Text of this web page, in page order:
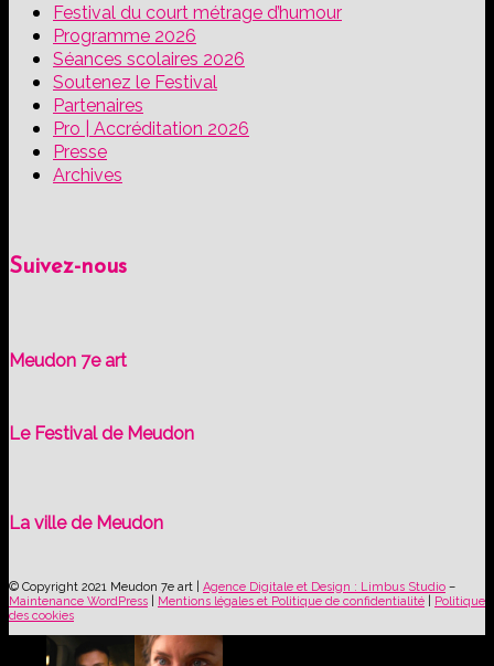
Festival du court métrage d’humour
Programme 2026
Séances scolaires 2026
Soutenez le Festival
Partenaires
Pro | Accréditation 2026
Presse
Archives
Suivez-nous
Meudon 7e art
Le Festival de Meudon
La ville de Meudon
© Copyright 2021 Meudon 7e art | Agence Digitale et Design : Limbus Studio –
Maintenance WordPress
Mentions légales et Politique de confidentialité
Politique
des cookies